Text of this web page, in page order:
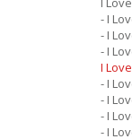
- I
- I
- I
I
- I
- I
- I
- I